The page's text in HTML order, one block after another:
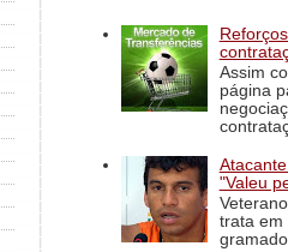
Assim
página
"Valeu
trata em